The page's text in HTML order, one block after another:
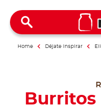
Home Déjate inspirar